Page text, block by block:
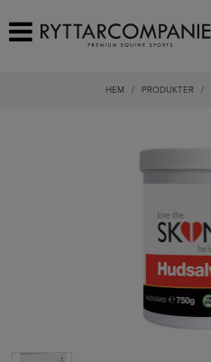
HEM / PRODUKTER /